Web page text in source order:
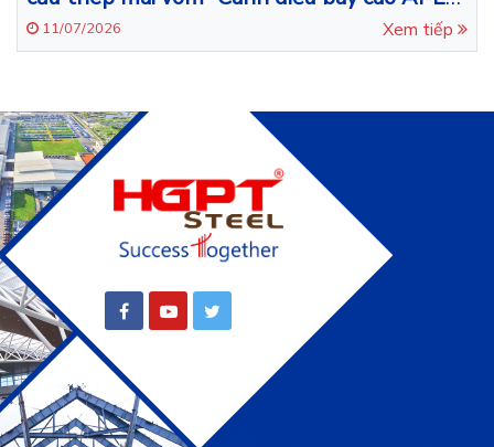
– Đà Nẵng”.
11/07/2026 Xem tiếp